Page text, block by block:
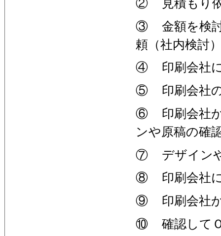
② 見積もり
③ 金額を検討
頼（社内検討
④ 印刷会社に
⑤ 印刷会社の
⑥ 印刷会社か
ンや原稿の確
⑦ デザインや
⑧ 印刷会社に
⑨ 印刷会社か
⑩ 確認してＯ